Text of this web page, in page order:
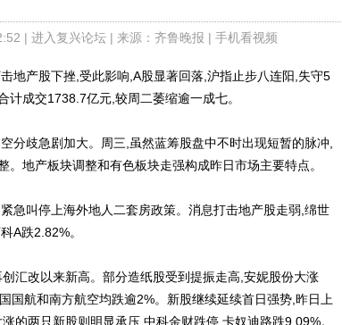
| 进入复兴论坛| 来源：齐鲁晚报 | 手机看视频
产股下挫,受此影响,A股显著回落,沪指止步八连阳,失守5
计成交1738.7亿元,较周二萎缩逾一成七。
歧急剧加大。周三,虽然蓝筹股盘中不时出现短暂的脉冲,
地产板块调整和有色板块走强构成昨日市场主要特点。
叫停上海外地人二套房政策。消息打击地产股走弱,绵世
A跌2.82%。
改以来新高。部分造纸股受到提振走高,安妮股份大涨
国航和南方航空均跌逾2%。新股继续延续首日强势,昨日上
的两只新股则明显承压,中科金财跌停,卡奴迪路跌9.09%。